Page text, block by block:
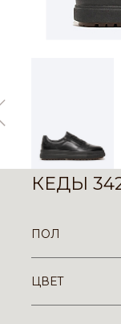
КЕДЫ
ПОЛ
ЦВЕТ